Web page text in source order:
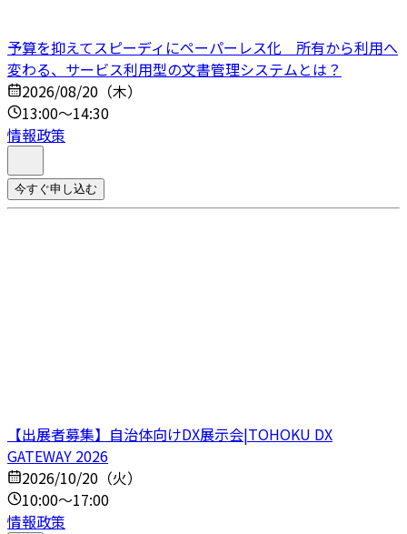
予算を抑えてスピーディにペーパーレス化 所有から利用へ
変わる、サービス利用型の文書管理システムとは？
2026/08/20（木）
13:00～14:30
情報政策
今すぐ申し込む
【出展者募集】自治体向けDX展示会|TOHOKU DX
GATEWAY 2026
2026/10/20（火）
10:00～17:00
情報政策